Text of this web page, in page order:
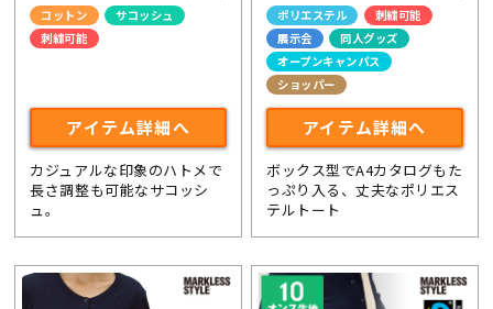
コットン
サコッシュ
刺繍可能
アイテム詳細へ
カジュアルな印象のハトメで
長さ調整も可能なサコッシ
ュ。
ポリエステル
刺繍可能
展示会
同人グッズ
オープンキャンパス
ショッパー
アイテム詳細へ
ボックス型でA4カタログもた
っぷり入る、丈夫なポリエス
テルトート